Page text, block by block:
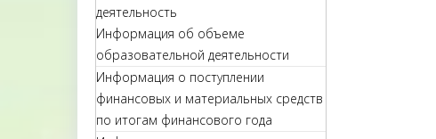
деятельность
Информация об объеме
образовательной деятельности
Информация о поступлении
финансовых и материальных средств
по итогам финансового года